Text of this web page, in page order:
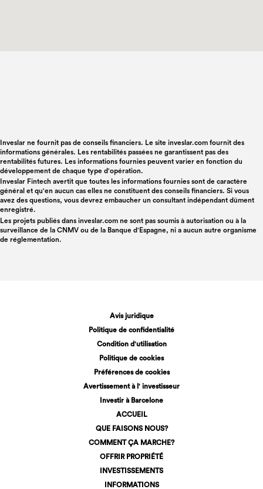
Inveslar ne fournit pas de conseils financiers. Le site inveslar.com fournit des
informations générales. Les rentabilités passées ne garantissent pas des
rentabilités futures. Les informations fournies peuvent varier en fonction du
développement de chaque type d'opération.
Inveslar Fintech avertit que toutes les informations fournies sont de caractère
général et qu'en aucun cas elles ne constituent des conseils financiers. Si vous
avez des questions, vous devrez embaucher un consultant indépendant dûment
enregistré.
Les projets publiés dans inveslar.com ne sont pas soumis à autorisation ou à la
surveillance de la CNMV ou de la Banque d'Espagne, ni a aucun autre organisme
de réglementation.
Avis juridique
Politique de confidentialité
Condition d'utilisation
Politique de cookies
Préférences de cookies
Avertissement à l' investisseur
Investir à Barcelone
ACCUEIL
QUE FAISONS NOUS?
COMMENT ÇA MARCHE?
OFFRIR PROPRIÉTÉ
INVESTISSEMENTS
INFORMATIONS